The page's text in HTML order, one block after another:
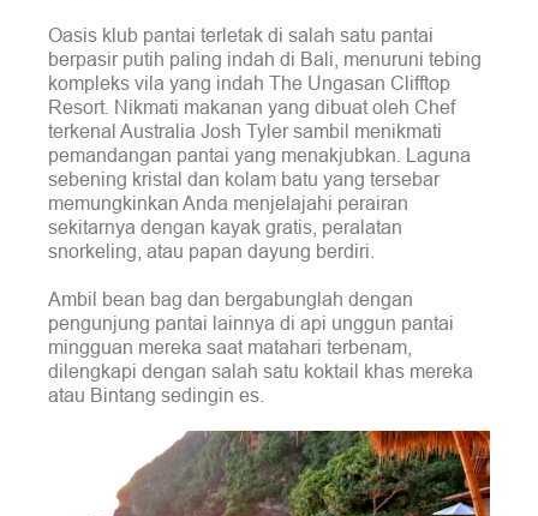
Oasis klub pantai terletak di salah satu pantai
berpasir putih paling indah di Bali, menuruni tebing
kompleks vila yang indah The Ungasan Clifftop
Resort. Nikmati makanan yang dibuat oleh Chef
terkenal Australia Josh Tyler sambil menikmati
pemandangan pantai yang menakjubkan. Laguna
sebening kristal dan kolam batu yang tersebar
memungkinkan Anda menjelajahi perairan
sekitarnya dengan kayak gratis, peralatan
snorkeling, atau papan dayung berdiri.
Ambil bean bag dan bergabunglah dengan
pengunjung pantai lainnya di api unggun pantai
mingguan mereka saat matahari terbenam,
dilengkapi dengan salah satu koktail khas mereka
atau Bintang sedingin es.